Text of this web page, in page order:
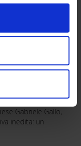
l’Europa e il
è poi spostata
fondato
“La Sfida del
Gabriele Gallo,
inedita: un